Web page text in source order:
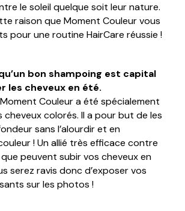
le soleil quelque soit leur nature.
raison que Moment Couleur vous
pour une routine HairCare réussie !
bon shampoing est capital
les cheveux en été.
Couleur a été spécialement
cheveux colorés. Il a pour but de les
sans l’alourdir et en
! Un allié très efficace contre
peuvent subir vos cheveux en
serez ravis donc d’exposer vos
sur les photos !